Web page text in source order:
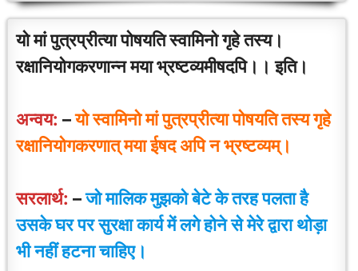
यो मां पुत्रप्रीत्या पोषयति स्वामिनो गृहे तस्य।
रक्षानियोगकरणान्न मया भ्रष्टव्यमीषदपि।। इति।
अन्वय: –यो स्वामिनो मां पुत्रप्रीत्या पोषयति तस्य गृहे
रक्षानियोगकरणात् मया ईषद अपि न भ्रष्टव्यम्।
सरलार्थ: –जो मालिक मुझको बेटे के तरह पलता है
उसके घर पर सुरक्षा कार्य में लगे होने से मेरे द्वारा थोड़ा
भी नहीं हटना चाहिए।